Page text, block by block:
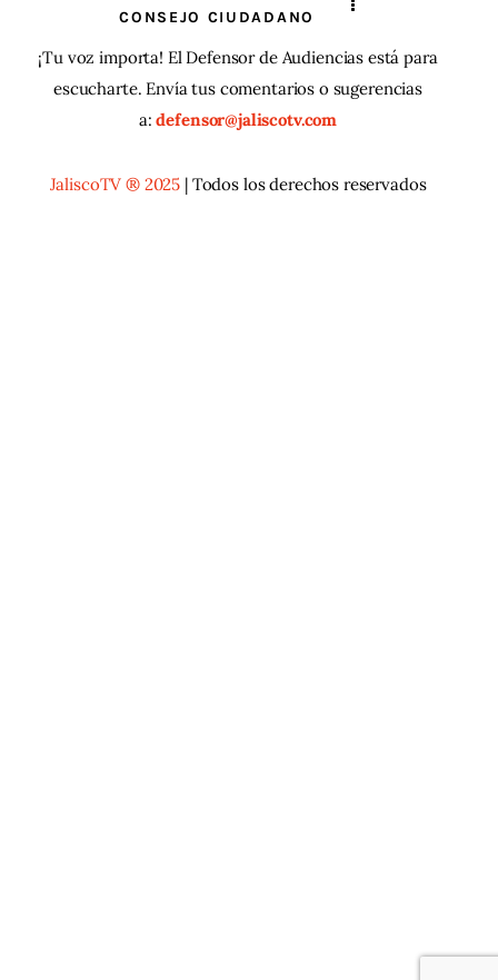
CONSEJO CIUDADANO
¡Tu voz importa! El Defensor de Audiencias está para
escucharte. Envía tus comentarios o sugerencias
a:defensor@jaliscotv.com
JaliscoTV ® 2025 | Todos los derechos reservados